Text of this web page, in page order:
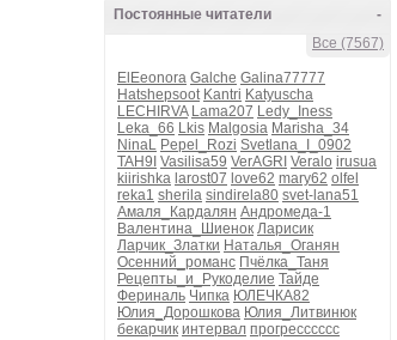
-
Постоянные читатели
Все (7567)
ElEeonora Galche Galina77777
Hatshepsoot Kantri Katyuscha
LECHIRVA Lama207 Ledy_Iness
Leka_66 Lkis Malgosia Marisha_34
NinaL Pepel_Rozi Svetlana_I_0902
TAH9I Vasilisa59 VerAGRI Veralo irusua
kiirishka larost07 love62 mary62 olfel
reka1 sherila sindirela80 svet-lana51
Амаля_Кардалян Андромеда-1
Валентина_Шиенок Ларисик
Ларчик_Златки Наталья_Оганян
Осенний_романс Пчёлка_Таня
Рецепты_и_Рукоделие Тайде
Фериналь Чипка ЮЛЕЧКА82
Юлия_Дорошкова Юлия_Литвинюк
бекарчик интервал прогресссссс